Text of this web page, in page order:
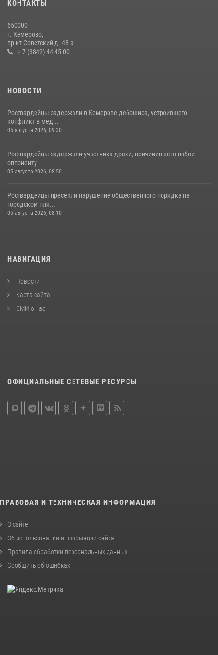
гипермаркета товары на 13 тысяч рублей (ВИДЕО)
16 июля 2026, 06:43
КОНТАКТЫ
650000
г. Кемерово,
пр-кт Советский д. 48 а
+ 7 (3842) 44-45-00
НОВОСТИ
Росгвардейцы задержали в Кемерове дебошира, устроившего
конфликт в мед...
05 августа 2026, 09:30
Росгвардейцы задержали участника драки, причинившего побои
оппоненту
05 августа 2026, 08:50
Росгвардейцы пресекли нарушение общественного порядка на
городском пля...
05 августа 2026, 08:10
НАВИГАЦИЯ
Новости
Карта сайта
СМИ о нас
ОФИЦИАЛЬНЫЕ СЕТЕВЫЕ РЕСУРСЫ
ПРАВОВАЯ И ТЕХНИЧЕСКАЯ ИНФОРМАЦИЯ
О сайте
Об использовании информации сайта
Правила обработки персональных данных
Сообщить об ошибках